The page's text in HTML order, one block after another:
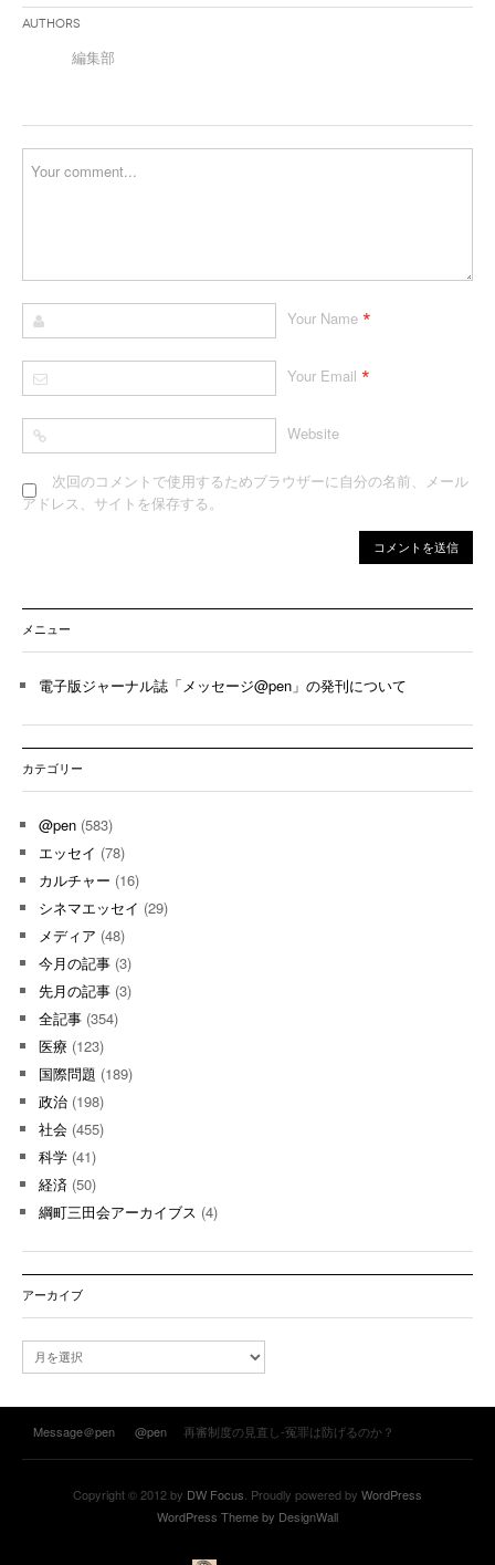
Authors
編集部
Your Name *
Your Email *
Website
次回のコメントで使用するためブラウザーに自分の名前、メール
アドレス、サイトを保存する。
メニュー
電子版ジャーナル誌「メッセージ@pen」の発刊について
カテゴリー
@pen (583)
エッセイ (78)
カルチャー (16)
シネマエッセイ (29)
メディア (48)
今月の記事 (3)
先月の記事 (3)
全記事 (354)
医療 (123)
国際問題 (189)
政治 (198)
社会 (455)
科学 (41)
経済 (50)
綱町三田会アーカイブス (4)
アーカイブ
ー
ブMessage＠pen @pen 再審制度の見直し-冤罪は防げるのか？
Copyright © 2012 by DW Focus . Proudly powered by WordPress
WordPress Theme by DesignWall